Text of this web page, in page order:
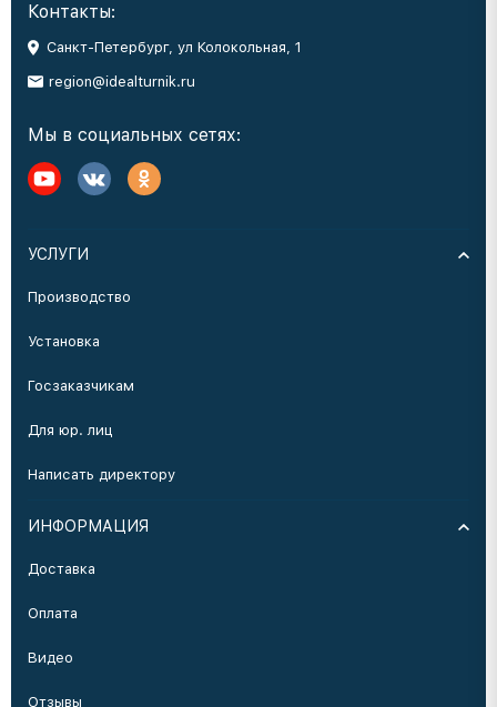
Контакты:
Санкт-Петербург, ул Колокольная, 1
region@idealturnik.ru
Мы в социальных сетях:
УСЛУГИ
Производство
Установка
Госзаказчикам
Для юр. лиц
Написать директору
ИНФОРМАЦИЯ
Доставка
Оплата
Видео
Отзывы